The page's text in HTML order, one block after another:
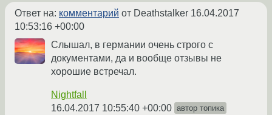
Ответ на: комментарий от Deathstalker 16.04.2017
10:53:16 +00:00
Слышал, в германии очень строго с
документами, да и вообще отзывы не
хорошие встречал.
Nightfall
16.04.2017 10:55:40 +00:00 автор топика